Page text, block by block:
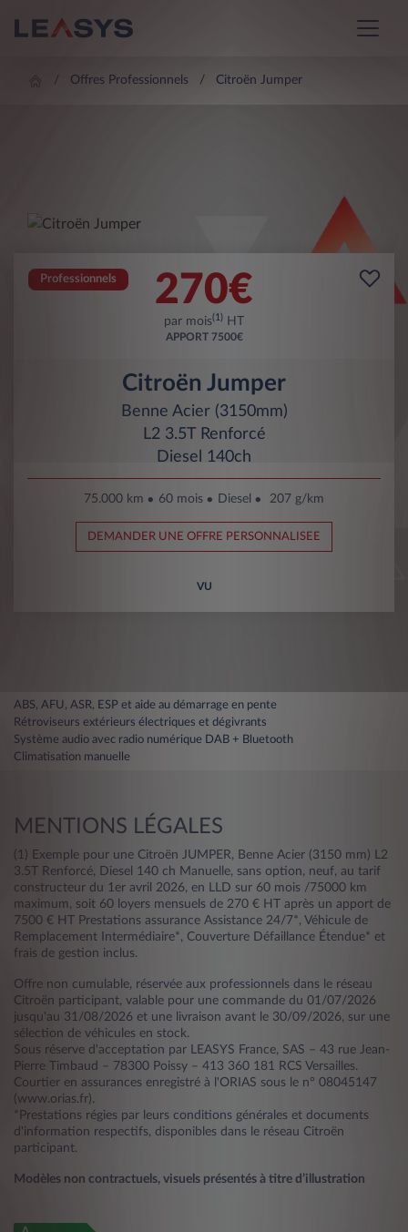
Offres Professionnels Citroën Jumper
Professionnels 270€
par mois(1) HT
APPORT 7500€
Citroën Jumper
Benne Acier (3150mm)
L2 3.5T Renforcé
Diesel 140ch
75.000 km 60 mois Diesel 207 g/km
DEMANDER UNE OFFRE PERSONNALISEE
VU
ABS, AFU, ASR, ESP et aide au démarrage en pente
Rétroviseurs extérieurs électriques et dégivrants
Système audio avec radio numérique DAB + Bluetooth
Climatisation manuelle
MENTIONS LÉGALES
(1) Exemple pour une Citroën JUMPER, Benne Acier (3150 mm) L2
3.5T Renforcé, Diesel 140 ch Manuelle, sans option, neuf, au tarif
constructeur du 1er avril 2026, en LLD sur 60 mois /75000 km
maximum, soit 60 loyers mensuels de 270 € HT après un apport de
7500 € HT Prestations assurance Assistance 24/7*, Véhicule de
Remplacement Intermédiaire*, Couverture Défaillance Étendue* et
frais de gestion inclus.
Offre non cumulable, réservée aux professionnels dans le réseau
Citroën participant, valable pour une commande du 01/07/2026
jusqu'au 31/08/2026 et une livraison avant le 30/09/2026, sur une
sélection de véhicules en stock.
Sous réserve d'acceptation par LEASYS France, SAS – 43 rue Jean-
Pierre Timbaud – 78300 Poissy – 413 360 181 RCS Versailles.
Courtier en assurances enregistré à l'ORIAS sous le n° 08045147
(www.orias.fr).
*Prestations régies par leurs conditions générales et documents
d'information respectifs, disponibles dans le réseau Citroën
participant.
Modèles non contractuels, visuels présentés à titre d’illustration